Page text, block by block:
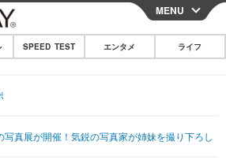
CLOSE
MENU
SPEED TEST エンタメ ライフ
写真展が開催！気鋭の写真家が姉妹を撮り下ろし